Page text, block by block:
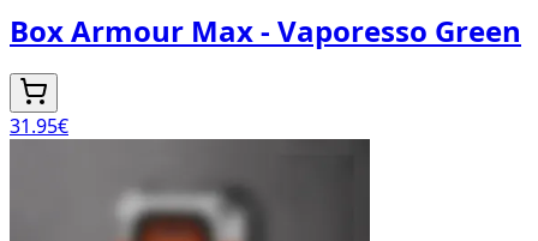
Box Armour Max - Vaporesso Green
31.95€